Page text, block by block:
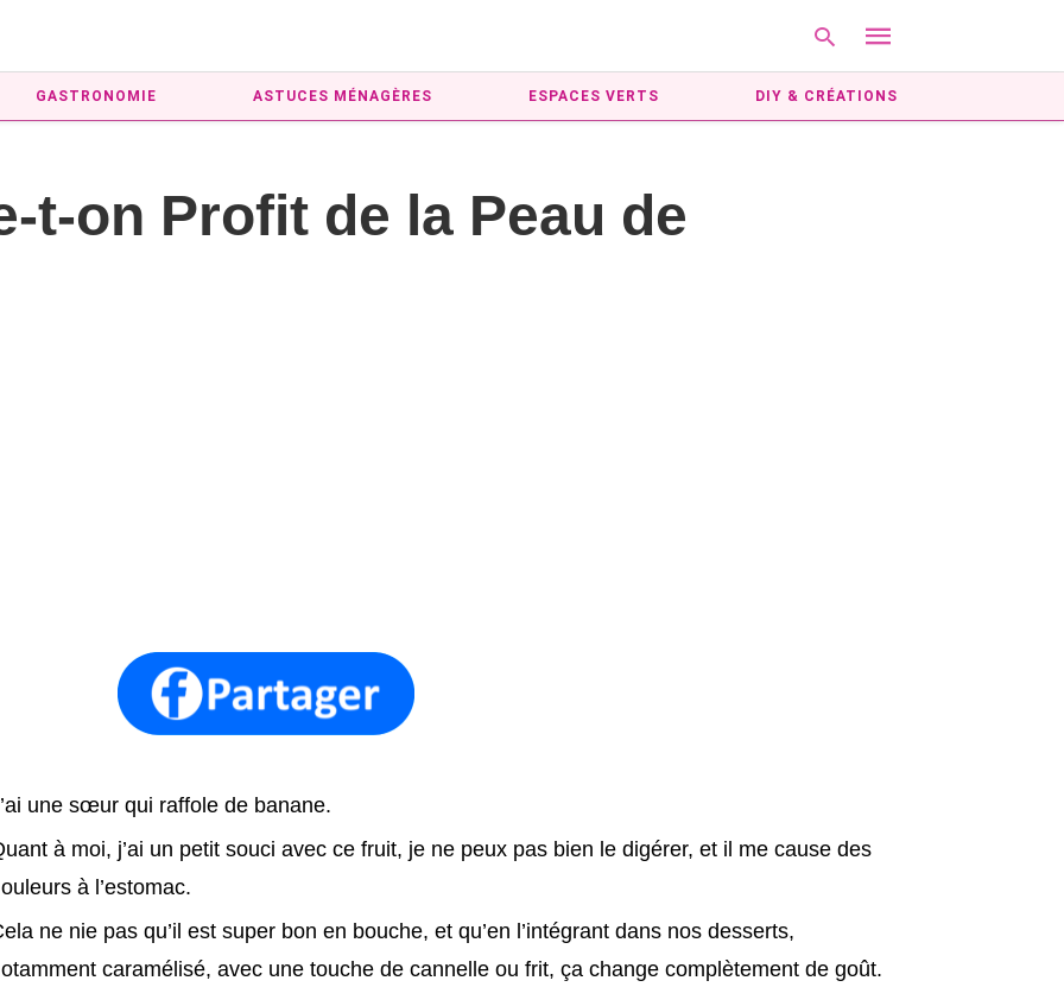
GASTRONOMIE ASTUCES MÉNAGÈRES ESPACES VERTS DIY & CRÉATIONS
t-on Profit de la Peau de
une sœur qui raffole de banane.
à moi, j’ai un petit souci avec ce fruit, je ne peux pas bien le digérer, et il me cause des
à l’estomac.
ne nie pas qu’il est super bon en bouche, et qu’en l’intégrant dans nos desserts,
caramélisé, avec une touche de cannelle ou frit, ça change complètement de goût.